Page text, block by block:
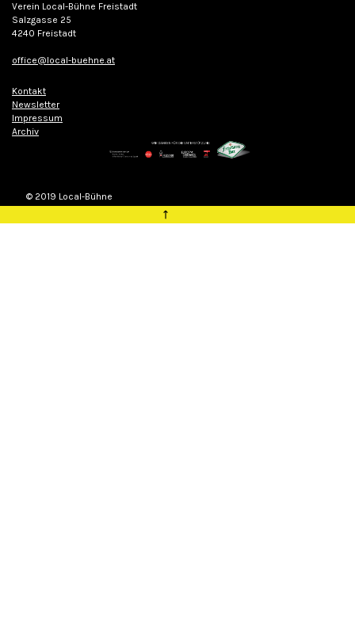
Verein Local-Bühne Freistadt
Salzgasse 25
4240 Freistadt
office@local-buehne.at
Kontakt
Newsletter
Impressum
Archiv
© 2019 Local-Bühne